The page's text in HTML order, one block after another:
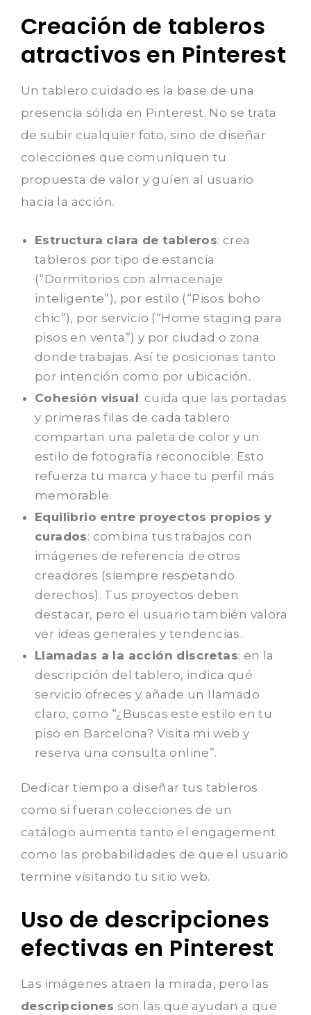
Creación de tableros
atractivos en Pinterest
Un tablero cuidado es la base de una
presencia sólida en Pinterest. No se trata
de subir cualquier foto, sino de diseñar
colecciones que comuniquen tu
propuesta de valor y guíen al usuario
hacia la acción.
Estructura clara de tableros: crea
tableros por tipo de estancia
(“Dormitorios con almacenaje
inteligente”), por estilo (“Pisos boho
chic”), por servicio (“Home staging para
pisos en venta”) y por ciudad o zona
donde trabajas. Así te posicionas tanto
por intención como por ubicación.
Cohesión visual: cuida que las portadas
y primeras filas de cada tablero
compartan una paleta de color y un
estilo de fotografía reconocible. Esto
refuerza tu marca y hace tu perfil más
memorable.
Equilibrio entre proyectos propios y
curados: combina tus trabajos con
imágenes de referencia de otros
creadores (siempre respetando
derechos). Tus proyectos deben
destacar, pero el usuario también valora
ver ideas generales y tendencias.
Llamadas a la acción discretas: en la
descripción del tablero, indica qué
servicio ofreces y añade un llamado
claro, como “¿Buscas este estilo en tu
piso en Barcelona? Visita mi web y
reserva una consulta online”.
Dedicar tiempo a diseñar tus tableros
como si fueran colecciones de un
catálogo aumenta tanto el engagement
como las probabilidades de que el usuario
termine visitando tu sitio web.
Uso de descripciones
efectivas en Pinterest
Las imágenes atraen la mirada, pero las
descripciones son las que ayudan a que